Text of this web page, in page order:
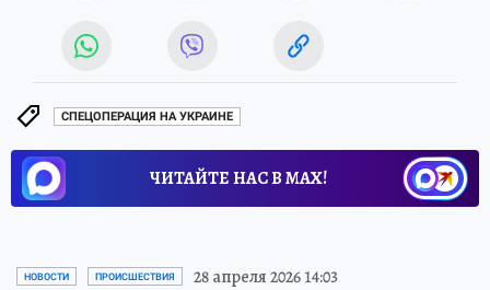
СПЕЦОПЕРАЦИЯ НА УКРАИНЕ
ЧИТАЙТЕ НАС В МАХ!
НОВОСТИ ПРОИСШЕСТВИЯ 28 апреля 2026 14:03